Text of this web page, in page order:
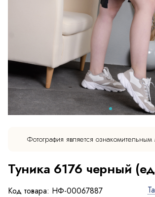
Фотография является
Туника 6176 черный
Код товара: НФ-00067887